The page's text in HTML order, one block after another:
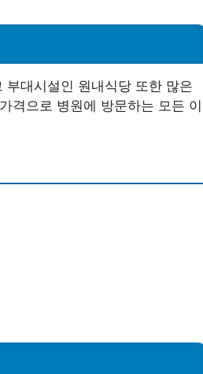
대시설인 원내식당 또한 많은
격으로 병원에 방문하는 모든 이